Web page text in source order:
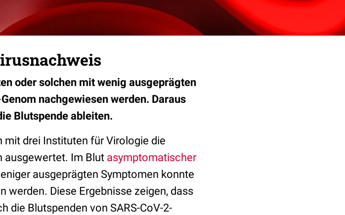
oder solchen mit wenig ausgeprägten
nachgewiesen werden. Daraus
Blutspende ableiten.
mit drei Instituten für Virologie die
ausgewertet. Im Blut asymptomatischer
ausgeprägten Symptomen konnte
werden. Diese Ergebnisse zeigen, dass
die Blutspenden von SARS-CoV-2-